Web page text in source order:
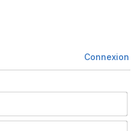
Connexion